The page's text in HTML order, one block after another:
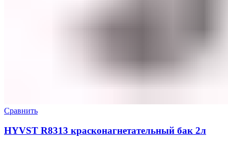
Сравнить
HYVST R8313 красконагнетательный бак 2л